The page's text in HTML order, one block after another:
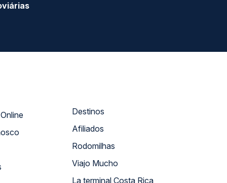
Atendimento Online
Destinos
Afiliados
Rodomilhas
Viajo Mucho
La terminal Costa Rica